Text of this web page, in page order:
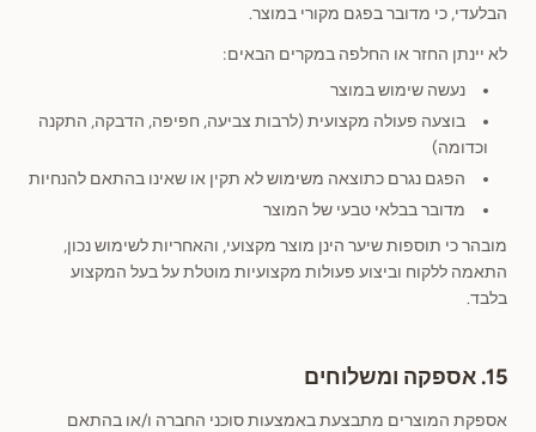
הבלעדי, כי מדובר בפגם מקורי במוצר.
לא יינתן החזר או החלפה במקרים הבאים:
נעשה שימוש במוצר
בוצעה פעולה מקצועית (לרבות צביעה, חפיפה, הדבקה, התקנה
וכדומה)
הפגם נגרם כתוצאה משימוש לא תקין או שאינו בהתאם להנחיות
מדובר בבלאי טבעי של המוצר
מובהר כי תוספות שיער הינן מוצר מקצועי, והאחריות לשימוש נכון,
התאמה ללקוח וביצוע פעולות מקצועיות מוטלת על בעל המקצוע
בלבד.
15. אספקה ומשלוחים
אספקת המוצרים מתבצעת באמצעות סוכני החברה ו/או בהתאם